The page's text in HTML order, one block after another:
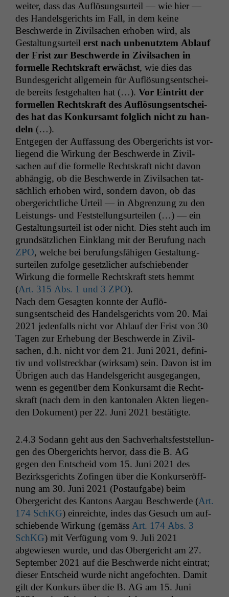
weit­er, dass das Auflö­sung­surteil — wie hier —
des Han­dels­gerichts im Fall, in dem keine
Beschw­erde in Zivil­sachen erhoben wird, als
Gestal­tung­surteil erst nach unbe­nutztem Ablauf
der Frist zur Beschw­erde in Zivil­sachen in
formelle Recht­skraft erwächst, wie dies das
Bun­des­gericht all­ge­mein für Auflö­sungsentschei­
de bere­its fest­ge­hal­ten hat (…). Vor Ein­tritt der
formellen Recht­skraft des Auflö­sungsentschei­
des hat das Konkur­samt fol­glich nicht zu han­
deln (…).
Ent­ge­gen der Auf­fas­sung des Oberg­erichts ist vor­
liegend die Wirkung der Beschw­erde in Zivil­
sachen auf die formelle Recht­skraft nicht davon
abhängig, ob die Beschw­erde in Zivil­sachen tat­
säch­lich erhoben wird, son­dern davon, ob das
oberg­erichtliche Urteil — in Abgren­zung zu den
Leis­tungs- und Fest­stel­lung­surteilen (…) — ein
Gestal­tung­surteil ist oder nicht. Dies ste­ht auch im
grund­sät­zlichen Ein­klang mit der Beru­fung nach
ZPO, welche bei beru­fungs­fähi­gen Gestal­tung­
surteilen zufolge geset­zlich­er auf­schieben­der
Wirkung die formelle Recht­skraft stets hemmt
(Art. 315 Abs. 1 und 3 ZPO).
Nach dem Gesagten kon­nte der Auflö­
sungsentscheid des Han­dels­gerichts vom 20. Mai
2021 jeden­falls nicht vor Ablauf der Frist von 30
Tagen zur Erhe­bung der Beschw­erde in Zivil­
sachen, d.h. nicht vor dem 21. Juni 2021, defin­i­
tiv und voll­streck­bar (wirk­sam) sein. Davon ist im
Übri­gen auch das Han­dels­gericht aus­ge­gan­gen,
wenn es gegenüber dem Konkur­samt die Recht­
skraft (nach dem in den kan­tonalen Akten liegen­
den Doku­ment) per 22. Juni 2021 bestätigte.
2.4.3 Sodann geht aus den Sachver­halts­fest­stel­lun­
gen des Oberg­erichts her­vor, dass die B. AG
gegen den Entscheid vom 15. Juni 2021 des
Bezirks­gerichts Zofin­gen über die Konkurs­eröff­
nung am 30. Juni 2021 (Postauf­gabe) beim
Oberg­ericht des Kan­tons Aar­gau Beschw­erde (Art.
174 SchKG) ein­re­ichte, indes das Gesuch um auf­
schiebende Wirkung (gemäss Art. 174 Abs. 3
SchKG) mit Ver­fü­gung vom 9. Juli 2021
abgewiesen wurde, und das Oberg­ericht am 27.
Sep­tem­ber 2021 auf die Beschw­erde nicht ein­trat;
dieser Entscheid wurde nicht ange­focht­en. Damit
gilt der Konkurs über die B. AG am 15. Juni